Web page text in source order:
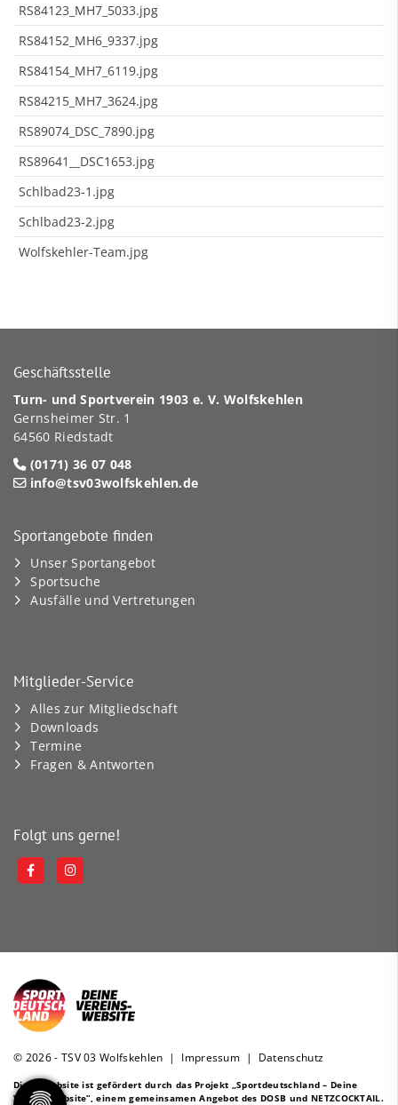
RS84123_MH7_5033.jpg
RS84152_MH6_9337.jpg
RS84154_MH7_6119.jpg
RS84215_MH7_3624.jpg
RS89074_DSC_7890.jpg
RS89641__DSC1653.jpg
Schlbad23-1.jpg
Schlbad23-2.jpg
Wolfskehler-Team.jpg
Geschäftsstelle
Turn- und Sportverein 1903 e. V. Wolfskehlen
Gernsheimer Str. 1
64560 Riedstadt
(0171) 36 07 048
info@tsv03wolfskehlen.de
Sportangebote finden
Unser Sportangebot
Sportsuche
Ausfälle und Vertretungen
Mitglieder-Service
Alles zur Mitgliedschaft
Downloads
Termine
Fragen & Antworten
Folgt uns gerne!
© 2026 - TSV 03 Wolfskehlen | Impressum | Datenschutz
Diese Website ist gefördert durch das Projekt
„Sportdeutschland – Deine
Vereinswebsite”, einem gemeinsamen Angebot des DOSB und NETZCOCKTAIL.